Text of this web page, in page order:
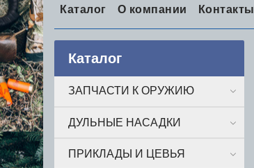
Каталог О компании Контакты
Каталог
ЗАПЧАСТИ К ОРУЖИЮ
ДУЛЬНЫЕ НАСАДКИ
ПРИКЛАДЫ И ЦЕВЬЯ